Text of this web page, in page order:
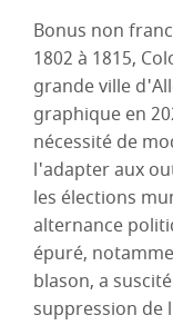
Bonus non
1802 à 1815,
grande ville
graphique en
nécessité de
l'adapter aux
les élections
alternance
épuré,
blason, a
suppression de